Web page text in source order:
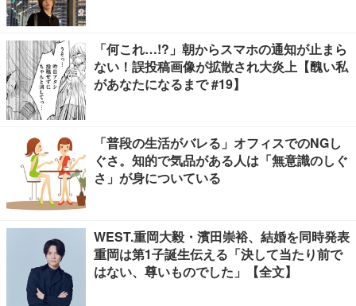
「何これ…!?」朝からスマホの通知が止まら
ない！誤投稿画像が拡散され大炎上【醜い私
があなたになるまで #19】
「普段の生活がバレる」オフィスでのNGし
ぐさ。知的で気品がある人は「無意識のしぐ
さ」が身についている
WEST.重岡大毅・濱田崇裕、結婚を同時発表
重岡は第1子誕生伝える「決して当たり前で
はない、尊いものでした」【全文】